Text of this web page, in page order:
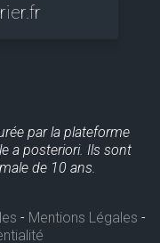
par la plateforme
a posteriori. Ils sont
de 10 ans.
- Mentions Légales -